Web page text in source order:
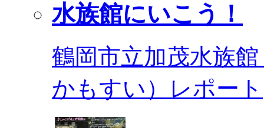
水族館にいこう！
鶴岡市立加茂水族
かもすい）レポート